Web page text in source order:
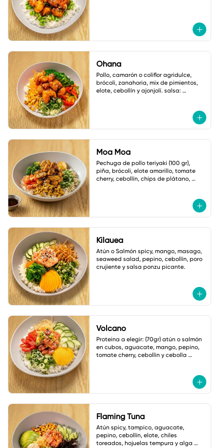
Ohana
Pollo, camarón o coliflor agridulce,
brócoli, zanahoria, mix de pimientos,
elote, cebollín y ajonjolí. salsa:
Moa Moa
Pechuga de pollo teriyaki (100 gr),
piña, brócoli, elote amarillo, tomate
cherry, cebollín, chips de plátano,
Kilauea
Atún o Salmón spicy, mango, masago,
seaweed salad, pepino, cebollín, poro
crujiente y salsa ponzu picante.
Volcano
Proteina a elegir: (70gr) atún o salmón
en cubos, aguacate, mango, pepino,
tomate cherry, cebollin y cebolla
Flaming Tuna
Atún spicy, tampico, aguacate,
pepino, cebollín, elote, chiles
toreados, hojuelas tempura y alga